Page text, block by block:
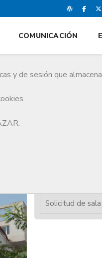
y de sesión que
COMUNICACIÓN
Solicitud de sala